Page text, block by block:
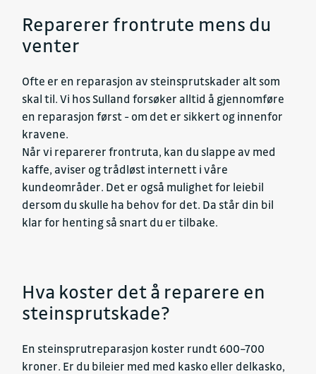
Reparerer frontrute mens du
venter
Ofte er en reparasjon av steinsprutskader alt som
skal til. Vi hos Sulland forsøker alltid å gjennomføre
en reparasjon først - om det er sikkert og innenfor
kravene.
Når vi reparerer frontruta, kan du slappe av med
kaffe, aviser og trådløst internett i våre
kundeområder. Det er også mulighet for leiebil
dersom du skulle ha behov for det. Da står din bil
klar for henting så snart du er tilbake.
Hva koster det å reparere en
steinsprutskade?
En steinsprutreparasjon koster rundt 600–700
kroner. Er du bileier med med kasko eller delkasko,